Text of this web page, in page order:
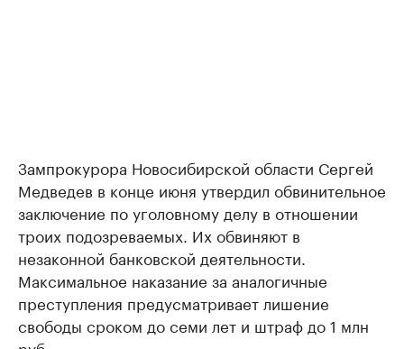
Зампрокурора Новосибирской области Сергей
Медведев в конце июня утвердил обвинительное
заключение по уголовному делу в отношении
троих подозреваемых. Их обвиняют в
незаконной банковской деятельности.
Максимальное наказание за аналогичные
преступления предусматривает лишение
свободы сроком до семи лет и штраф до 1 млн